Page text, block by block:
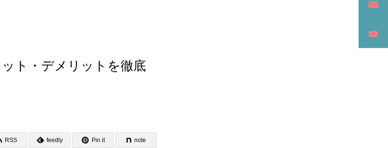
ト・デメリットを徹底
RSS feedly Pin it note